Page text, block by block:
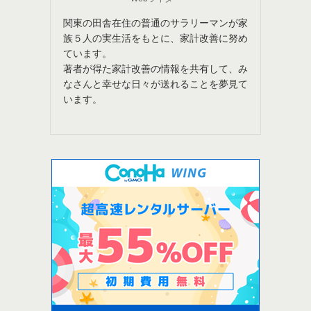
関東の田舎在住の普通のサラリーマンが家
族５人の実生活をもとに、家計改善に努め
ています。
著者が得た家計改善の情報を共有して、み
なさんと幸せな日々が送れることを夢見て
います。